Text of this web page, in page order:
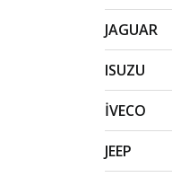
JAGUAR
ISUZU
İVECO
JEEP